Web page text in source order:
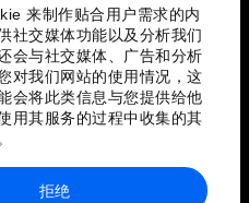
来制作贴合用户需求的内
社交媒体功能以及分析我们
会与社交媒体、广告和分析
对我们网站的使用情况，这
会将此类信息与您提供给他
用其服务的过程中收集的其
拒绝